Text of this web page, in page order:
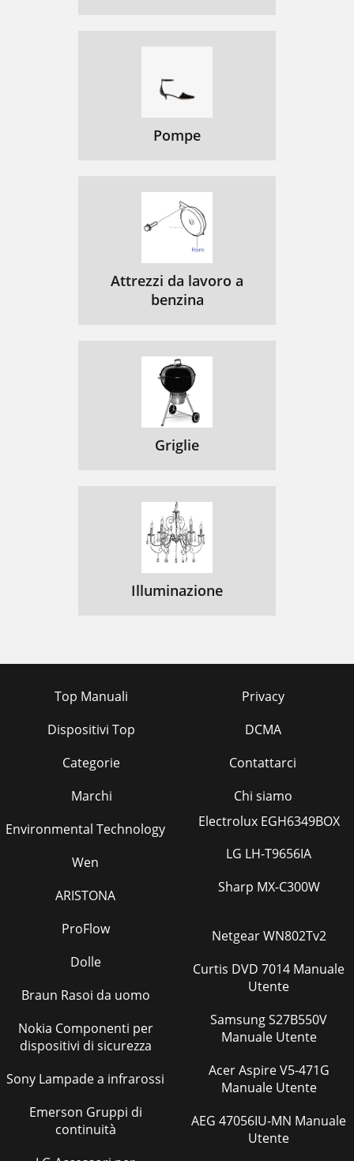
Pompe
Attrezzi da lavoro a
benzina
Griglie
Illuminazione
Top Manuali
Dispositivi Top
Categorie
Marchi
Privacy
DCMA
Contattarci
Chi siamo
Environmental Technology
Wen
ARISTONA
ProFlow
Dolle
Braun Rasoi da uomo
Nokia Componenti per
dispositivi di sicurezza
Sony Lampade a infrarossi
Emerson Gruppi di
continuità
Electrolux EGH6349BOX
LG LH-T9656IA
Sharp MX-C300W
Netgear WN802Tv2
Curtis DVD 7014 Manuale
Utente
Samsung S27B550V
Manuale Utente
Acer Aspire V5-471G
Manuale Utente
AEG 47056IU-MN Manuale
Utente